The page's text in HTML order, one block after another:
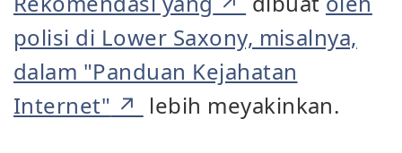
polisi di Lower Saxony, misalnya,
dalam "Panduan Kejahatan
Internet"
lebih meyakinkan.